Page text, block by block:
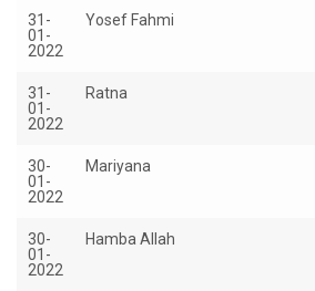
31-
01-
2022
Yosef Fahmi
31-
01-
2022
Ratna
30-
01-
2022
Mariyana
30-
01-
2022
Hamba Allah